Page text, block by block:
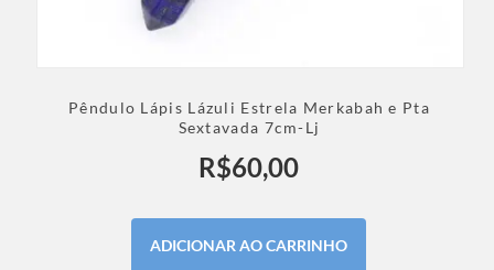
Pêndulo Lápis Lázuli Estrela Merkabah e Pta
Sextavada 7cm-Lj
R$60,00
ADICIONAR AO CARRINHO